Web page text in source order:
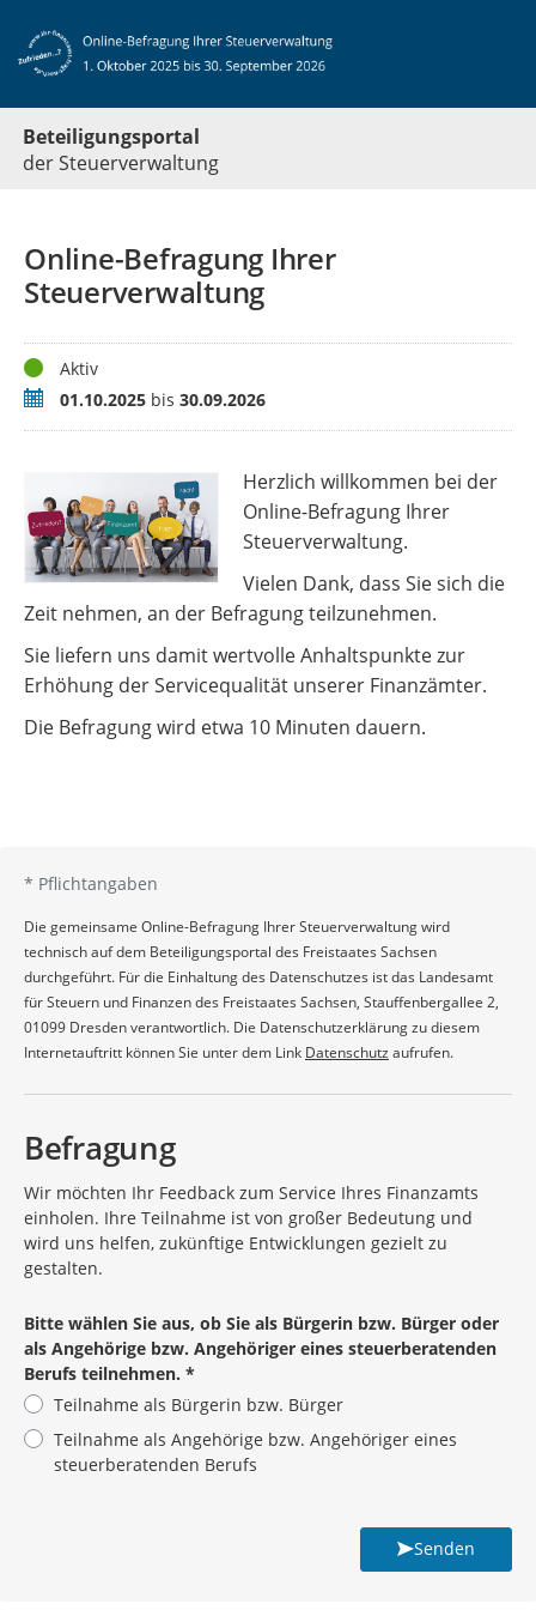
Beteiligungsportal
der Steuerverwaltung
Online-Befragung Ihrer
Steuerverwaltung
StatusAktiv
Zeitraum01.10.2025 bis 30.09.2026
Herzlich willkommen bei der
Online-Befragung Ihrer
Steuerverwaltung.
Vielen Dank, dass Sie sich die
Zeit nehmen, an der Befragung teilzunehmen.
Sie liefern uns damit wertvolle Anhaltspunkte zur
Erhöhung der Servicequalität unserer Finanzämter.
Die Befragung wird etwa 10 Minuten dauern.
* Pflichtangaben
Die gemeinsame Online-Befragung Ihrer Steuerverwaltung wird
technisch auf dem Beteiligungsportal des Freistaates Sachsen
durchgeführt. Für die Einhaltung des Datenschutzes ist das Landesamt
für Steuern und Finanzen des Freistaates Sachsen, Stauffenbergallee 2,
01099 Dresden verantwortlich. Die Datenschutzerklärung zu diesem
Internetauftritt können Sie unter dem Link Datenschutz aufrufen.
Befragung
Wir möchten Ihr Feedback zum Service Ihres Finanzamts
einholen. Ihre Teilnahme ist von großer Bedeutung und
wird uns helfen, zukünftige Entwicklungen gezielt zu
gestalten.
Bitte wählen Sie aus, ob Sie als Bürgerin bzw. Bürger oder
als Angehörige bzw. Angehöriger eines steuerberatenden
Berufs teilnehmen. *
Teilnahme als Bürgerin bzw. Bürger
Teilnahme als Angehörige bzw. Angehöriger eines
steuerberatenden Berufs
Senden